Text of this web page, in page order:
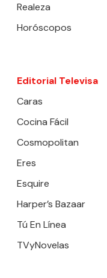
Realeza
Horóscopos
Editorial Televisa
Caras
Cocina Fácil
Cosmopolitan
Eres
Esquire
Harper’s Bazaar
Tú En Línea
TVyNovelas